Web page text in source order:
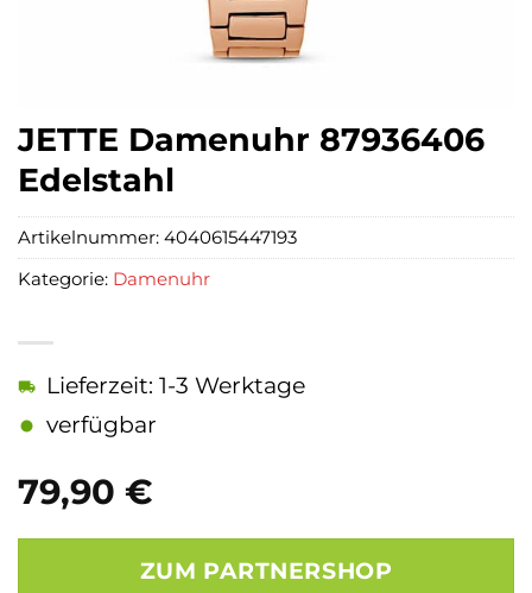
JETTE Damenuhr 87936406
Edelstahl
79,90 €
Lieferzeit: 1-3 Werktage
verfügbar
ZUM PARTNERSHOP
Artikelnummer: 4040615447193
Kategorie: Damenuhr